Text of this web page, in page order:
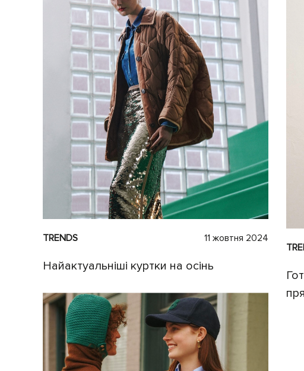
TRENDS 11 жовтня 2024
Найактуальніші куртки на осінь